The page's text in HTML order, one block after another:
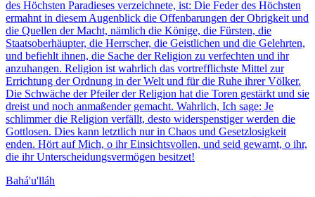
des Höchsten Paradieses verzeichnete, ist: Die Feder des Höchsten
ermahnt in diesem Augenblick die Offenbarungen der Obrigkeit und
die Quellen der Macht, nämlich die Könige, die Fürsten, die
Staatsoberhäupter, die Herrscher, die Geistlichen und die Gelehrten,
und befiehlt ihnen, die Sache der Religion zu verfechten und ihr
anzuhangen. Religion ist wahrlich das vortrefflichste Mittel zur
Errichtung der Ordnung in der Welt und für die Ruhe ihrer Völker.
Die Schwäche der Pfeiler der Religion hat die Toren gestärkt und sie
dreist und noch anmaßender gemacht. Wahrlich, Ich sage: Je
schlimmer die Religion verfällt, desto widerspenstiger werden die
Gottlosen. Dies kann letztlich nur in Chaos und Gesetzlosigkeit
enden. Hört auf Mich, o ihr Einsichtsvollen, und seid gewarnt, o ihr,
die ihr Unterscheidungsvermögen besitzet!
Bahá'u'lláh